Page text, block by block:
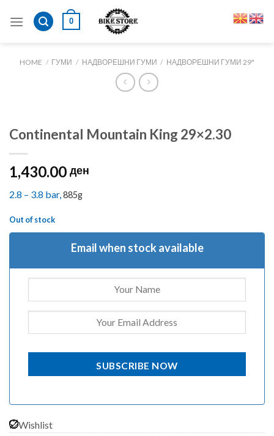
0
HOME / ГУМИ / НАДВОРЕШНИ ГУМИ / НАДВОРЕШНИ ГУМИ 29"
Continental Mountain King 29×2.30
1,430.00 ден
2.8 – 3.8 bar,885g
Out of stock
Email when stock available
SUBSCRIBE NOW
Wishlist